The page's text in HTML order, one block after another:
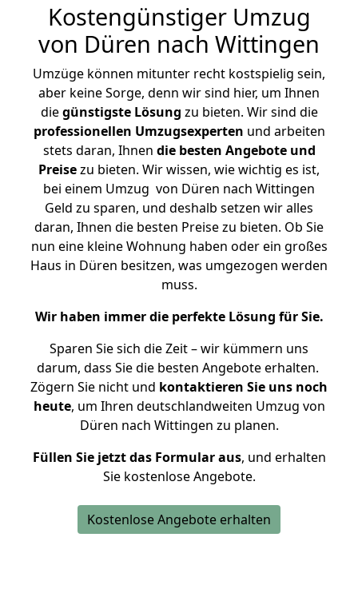
Kostengünstiger Umzug
von Düren nach Wittingen
Umzüge können mitunter recht kostspielig sein,
aber keine Sorge, denn wir sind hier, um Ihnen
diegünstigste Lösung zu bieten. Wir sind die
professionellen Umzugsexperten und arbeiten
stets daran, Ihnen die besten Angebote und
Preisezu bieten. Wir wissen, wie wichtig es ist,
bei einem Umzug von Düren nach Wittingen
Geld zu sparen, und deshalb setzen wir alles
daran, Ihnen die besten Preise zu bieten. Ob Sie
nun eine kleine Wohnung haben oder ein großes
Haus in Düren besitzen, was umgezogen werden
muss.
Wir haben immer die perfekte Lösung für Sie.
Sparen Sie sich die Zeit – wir kümmern uns
darum, dass Sie die besten Angebote erhalten.
Zögern Sie nicht und kontaktieren Sie uns noch
heute, um Ihren deutschlandweiten Umzug von
Düren nach Wittingen zu planen.
Füllen Sie jetzt das Formular aus, und erhalten
Sie kostenlose Angebote.
Kostenlose Angebote erhalten